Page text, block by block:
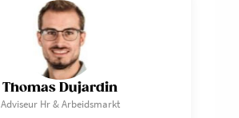
Thomas Dujardin
Adviseur Hr & Arbeidsmarkt